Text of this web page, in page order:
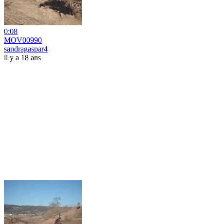
0:08
MOV00990
sandragaspar4
il y a 18 ans